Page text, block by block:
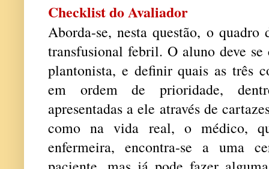
Checklist do Avaliador
Aborda-se, nesta questão, o
transfusional febril. O aluno deve
plantonista, e definir quais as três
em ordem de prioridade,
apresentadas a ele através de
como na vida real, o médico,
enfermeira, encontra-se a uma